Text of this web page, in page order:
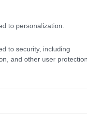
to personalization.
to security, including
and other user protection.
και σύστημα
ημέρα των
βιβλία